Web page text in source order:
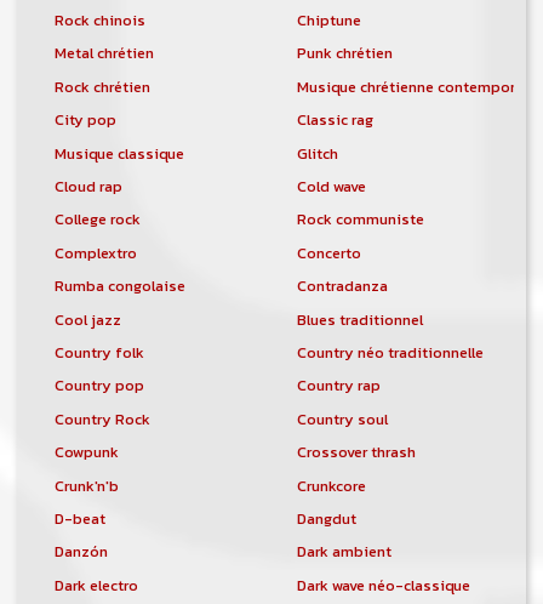
Rock chinois
Chiptune
Metal chrétien
Punk chrétien
Rock chrétien
Musique chrétienne
City pop
Classic rag
Musique classique
Glitch
Cloud rap
Cold wave
College rock
Rock communiste
Complextro
Concerto
Rumba congolaise
Contradanza
Cool jazz
Blues traditionnel
Country folk
Country néo traditionnelle
Country pop
Country rap
Country Rock
Country soul
Cowpunk
Crossover thrash
Crunk'n'b
Crunkcore
D-beat
Dangdut
Danzón
Dark ambient
Dark electro
Dark wave néo-classique